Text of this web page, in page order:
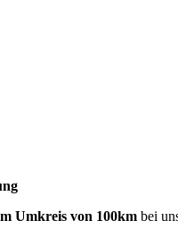
Umkreis von 100km bei